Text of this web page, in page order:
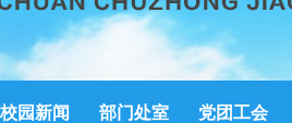
校园新闻 部门处室 党团工会